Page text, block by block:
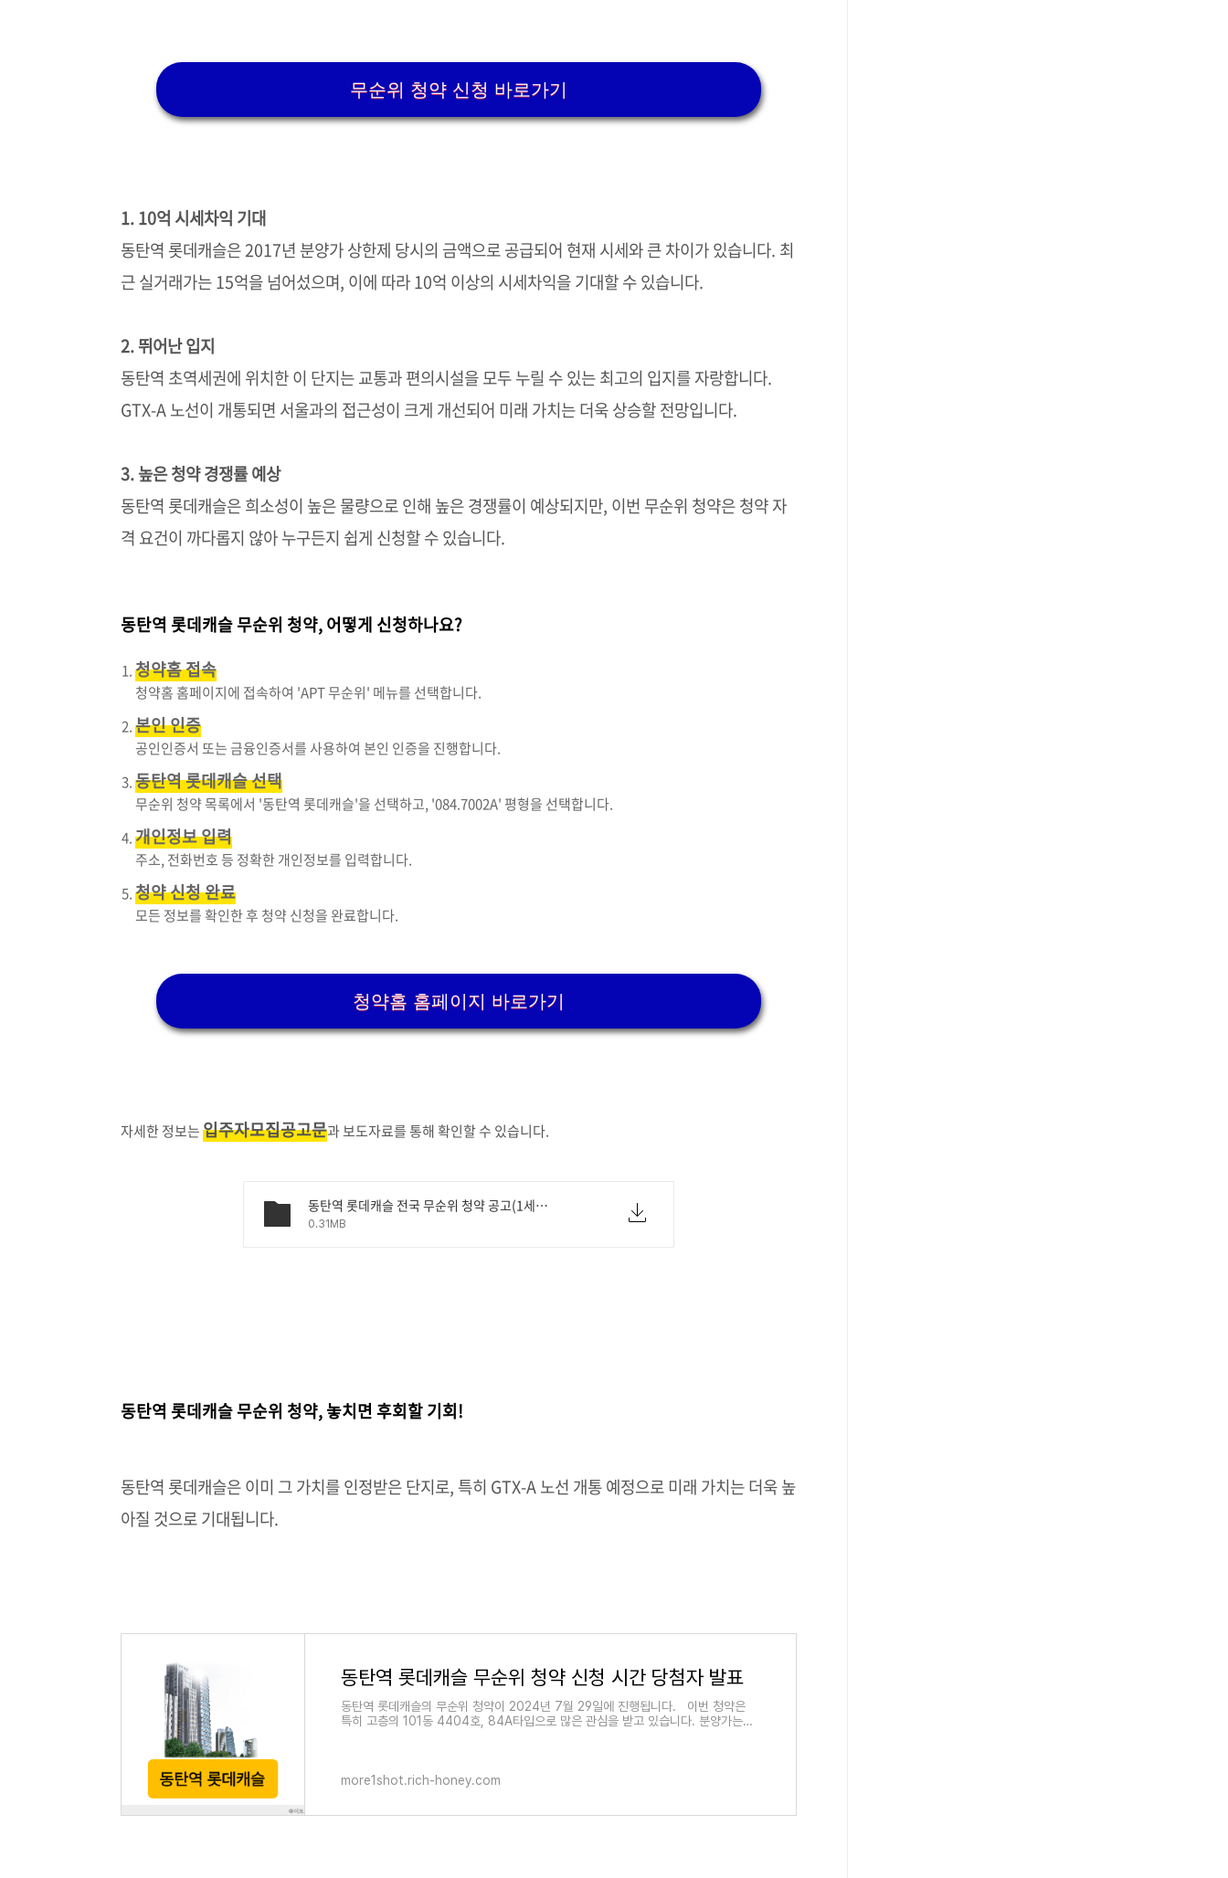
무순위 청약 신청 바로가기
1. 10억 시세차익 기대
동탄역 롯데캐슬은 2017년 분양가 상한제 당시의 금액으로 공급되어 현재 시세와 큰 차이가 있습니다. 최
근 실거래가는 15억을 넘어섰으며, 이에 따라 10억 이상의 시세차익을 기대할 수 있습니다.
2. 뛰어난 입지
동탄역 초역세권에 위치한 이 단지는 교통과 편의시설을 모두 누릴 수 있는 최고의 입지를 자랑합니다.
GTX-A 노선이 개통되면 서울과의 접근성이 크게 개선되어 미래 가치는 더욱 상승할 전망입니다.
3. 높은 청약 경쟁률 예상
동탄역 롯데캐슬은 희소성이 높은 물량으로 인해 높은 경쟁률이 예상되지만, 이번 무순위 청약은 청약 자
격 요건이 까다롭지 않아 누구든지 쉽게 신청할 수 있습니다.
동탄역 롯데캐슬 무순위 청약, 어떻게 신청하나요?
청약홈 접속
청약홈 홈페이지에 접속하여 'APT 무순위' 메뉴를 선택합니다.
본인 인증
공인인증서 또는 금융인증서를 사용하여 본인 인증을 진행합니다.
동탄역 롯데캐슬 선택
무순위 청약 목록에서 '동탄역 롯데캐슬'을 선택하고, '084.7002A' 평형을 선택합니다.
개인정보 입력
주소, 전화번호 등 정확한 개인정보를 입력합니다.
청약 신청 완료
모든 정보를 확인한 후 청약 신청을 완료합니다.
청약홈 홈페이지 바로가기
자세한 정보는입주자모집공고문과 보도자료를 통해 확인할 수 있습니다.
동탄역 롯데캐슬 전국 무순위 청약 공고(1세대).pdf
0.31MB
동탄역 롯데캐슬 무순위 청약, 놓치면 후회할 기회!
동탄역 롯데캐슬은 이미 그 가치를 인정받은 단지로, 특히 GTX-A 노선 개통 예정으로 미래 가치는 더욱 높
아질 것으로 기대됩니다.
동탄역 롯데캐슬 무순위 청약 신청 시간 당첨자 발표
동탄역 롯데캐슬의 무순위 청약이 2024년 7월 29일에 진행됩니다. 이번 청약은
특히 고층의 101동 4404호, 84A타입으로 많은 관심을 받고 있습니다. 분양가는
more1shot.rich-honey.com